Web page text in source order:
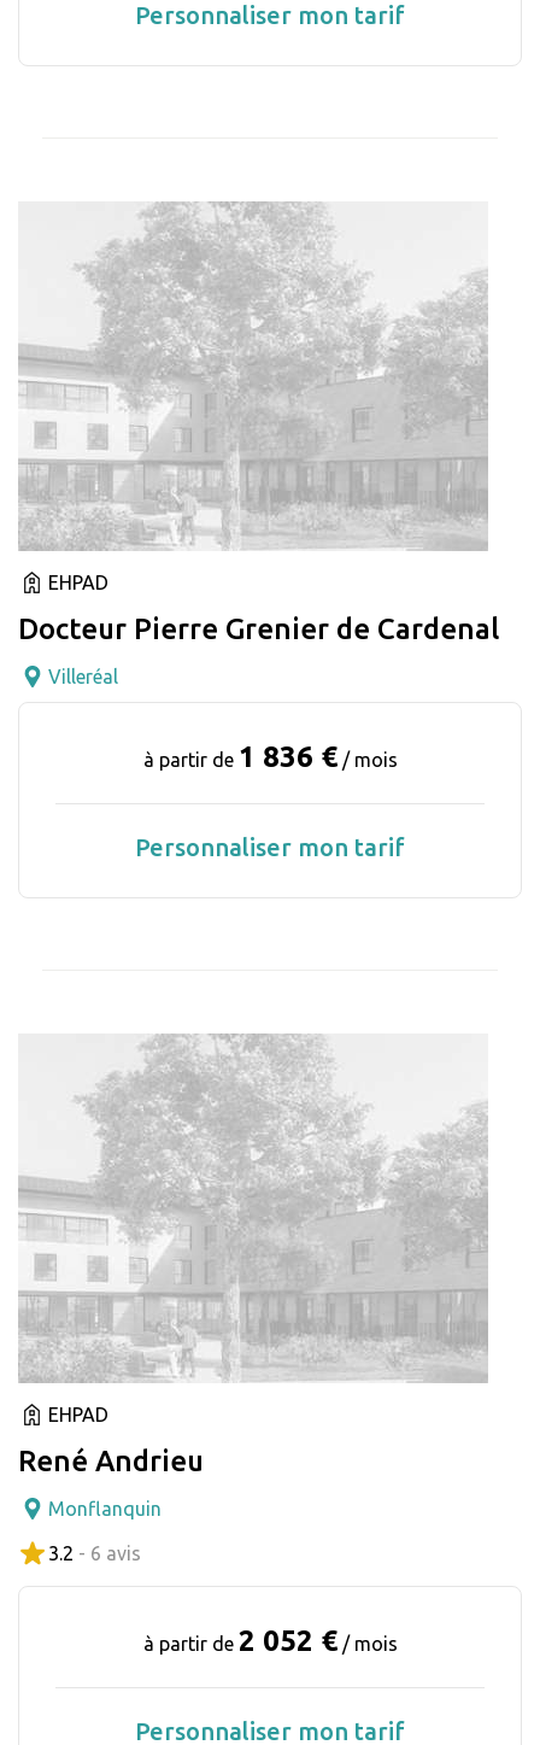
Personnaliser mon tarif
EHPAD
Docteur Pierre Grenier de Cardenal
Villeréal
à partir de 1 836 € / mois
Personnaliser mon tarif
EHPAD
René Andrieu
Monflanquin
3.2 - 6 avis
à partir de 2 052 € / mois
Personnaliser mon tarif